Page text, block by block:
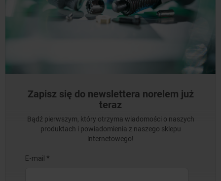
Zapisz się do newslettera norelem już
teraz
Bądź pierwszym, który otrzyma wiadomości o naszych
produktach i powiadomienia z naszego sklepu
internetowego!